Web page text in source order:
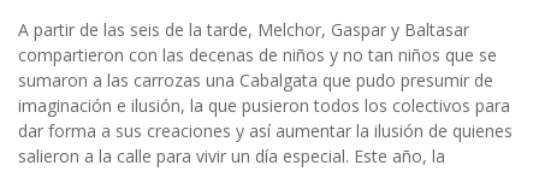
A partir de las seis de la tarde, Melchor, Gaspar y Baltasar
compartieron con las decenas de niños y no tan niños que se
sumaron a las carrozas una Cabalgata que pudo presumir de
imaginación e ilusión, la que pusieron todos los colectivos para
dar forma a sus creaciones y así aumentar la ilusión de quienes
salieron a la calle para vivir un día especial. Este año, la